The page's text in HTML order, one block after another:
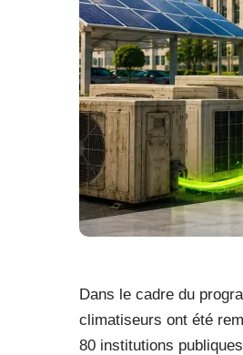
Dans le cadre du
climatiseurs ont été
80 institutions